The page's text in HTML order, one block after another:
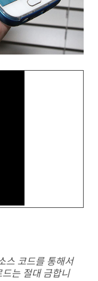
스 코드를 통해서
는 절대 금합니